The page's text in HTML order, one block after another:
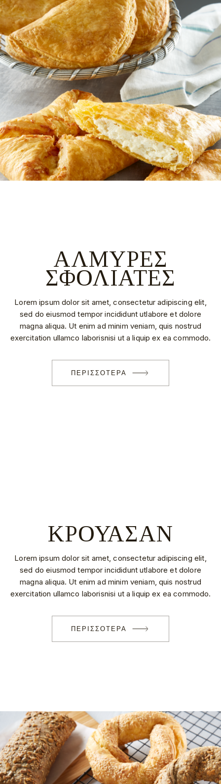
ΑΛΜΥΡΕΣ
ΣΦΟΛΙΑΤΕΣ
Lorem ipsum dolor sit amet, consectetur adipiscing elit,
sed do eiusmod tempor incididunt utlabore et dolore
magna aliqua. Ut enim ad minim veniam, quis nostrud
exercitation ullamco laborisnisi ut a liquip ex ea commodo.
ΠΕΡΙΣΣΟΤΕΡΑ
ΚΡΟΥΑΣΑΝ
Lorem ipsum dolor sit amet, consectetur adipiscing elit,
sed do eiusmod tempor incididunt utlabore et dolore
magna aliqua. Ut enim ad minim veniam, quis nostrud
exercitation ullamco laborisnisi ut a liquip ex ea commodo.
ΠΕΡΙΣΣΟΤΕΡΑ